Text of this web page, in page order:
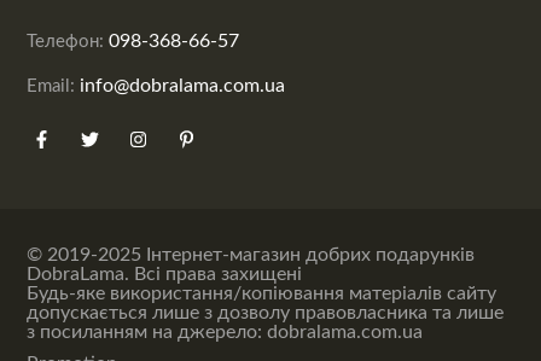
Телефон:098-368-66-57
Email: info@dobralama.com.ua
© 2019-2025 Інтернет-магазин добрих подарунків
DobraLama. Всі права захищені
Будь-яке використання/копіювання матеріалів сайту
допускається лише з дозволу правовласника та лише
з посиланням на джерело: dobralama.com.ua